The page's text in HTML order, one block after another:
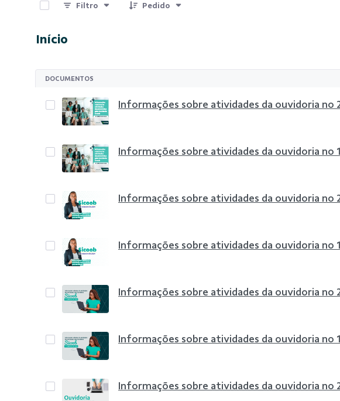
Filtro Pedido
Início
DOCUMENTOS
Informações sobre atividades da ouvidoria no
Informações sobre atividades da ouvidoria no
Informações sobre atividades da ouvidoria no
Informações sobre atividades da ouvidoria no
Informações sobre atividades da ouvidoria no
Informações sobre atividades da ouvidoria no
Informações sobre atividades da ouvidoria no